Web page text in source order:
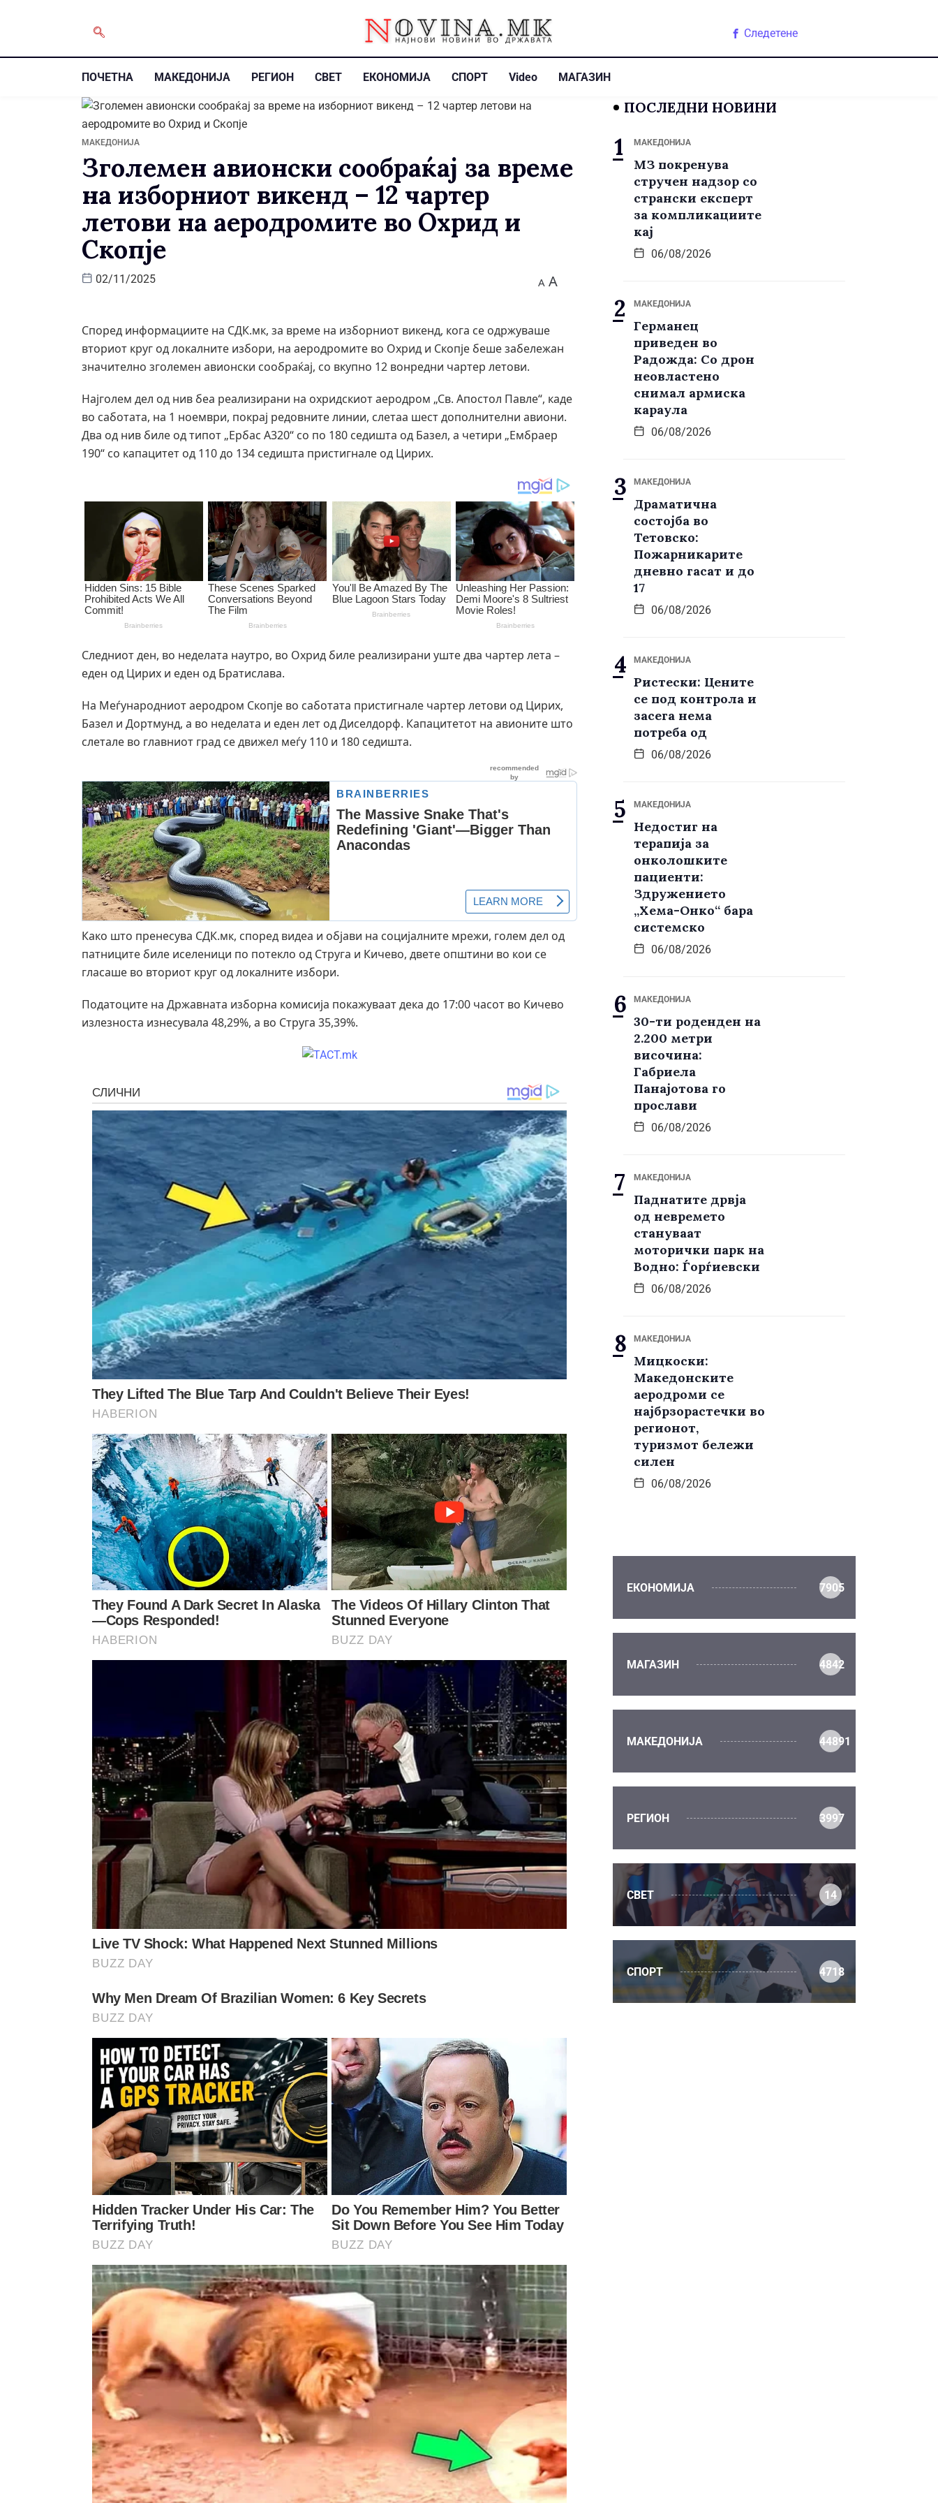
Следетене
ПОЧЕТНА МАКЕДОНИЈА РЕГИОН СВЕТ ЕКОНОМИЈА СПОРТ Video МАГАЗИН
МАКЕДОНИЈА
Зголемен авионски сообраќај за време
на изборниот викенд – 12 чартер
летови на аеродромите во Охрид и
Скопје
02/11/2025 A A
Според информациите на СДК.мк, за време на изборниот викенд, кога се одржуваше
вториот круг од локалните избори, на аеродромите во Охрид и Скопје беше забележан
значително зголемен авионски сообраќај, со вкупно 12 вонредни чартер летови.
Најголем дел од нив беа реализирани на охридскиот аеродром „Св. Апостол Павле“, каде
во саботата, на 1 ноември, покрај редовните линии, слетаа шест дополнителни авиони.
Два од нив биле од типот „Ербас А320“ со по 180 седишта од Базел, а четири „Ембраер
190“ со капацитет од 110 до 134 седишта пристигнале од Цирих.
Следниот ден, во неделата наутро, во Охрид биле реализирани уште два чартер лета –
еден од Цирих и еден од Братислава.
На Меѓународниот аеродром Скопје во саботата пристигнале чартер летови од Цирих,
Базел и Дортмунд, а во неделата и еден лет од Диселдорф. Капацитетот на авионите што
слетале во главниот град се движел меѓу 110 и 180 седишта.
Како што пренесува СДК.мк, според видеа и објави на социјалните мрежи, голем дел од
патниците биле иселеници по потекло од Струга и Кичево, двете општини во кои се
гласаше во вториот круг од локалните избори.
Податоците на Државната изборна комисија покажуваат дека до 17:00 часот во Кичево
излезноста изнесувала 48,29%, а во Струга 35,39%.
ПОСЛЕДНИ НОВИНИ
МАКЕДОНИЈА
МЗ покренува
стручен надзор со
странски експерт
за компликациите
кај
06/08/2026
МАКЕДОНИЈА
Германец
приведен во
Радожда: Со дрон
неовластено
снимал армиска
караула
06/08/2026
МАКЕДОНИЈА
Драматична
состојба во
Тетовско:
Пожарникарите
дневно гасат и до
17
06/08/2026
МАКЕДОНИЈА
Ристески: Цените
се под контрола и
засега нема
потреба од
06/08/2026
МАКЕДОНИЈА
Недостиг на
терапија за
онколошките
пациенти:
Здружението
„Хема-Онко“ бара
системско
06/08/2026
МАКЕДОНИЈА
30-ти роденден на
2.200 метри
височина:
Габриела
Панајотова го
прослави
06/08/2026
МАКЕДОНИЈА
Паднатите дрвја
од невремето
стануваат
моторички парк на
Водно: Ѓорѓиевски
06/08/2026
МАКЕДОНИЈА
Мицкоски:
Македонските
аеродроми се
најбрзорастечки во
регионот,
туризмот бележи
силен
06/08/2026
ЕКОНОМИЈА 7905
МАГАЗИН 4842
МАКЕДОНИЈА 44891
РЕГИОН 3997
СВЕТ 14
СПОРТ 4718